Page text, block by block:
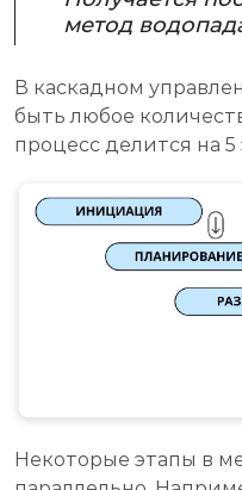
метод
В каскадном
быть любое
процесс делится на 5
Некоторые этапы в